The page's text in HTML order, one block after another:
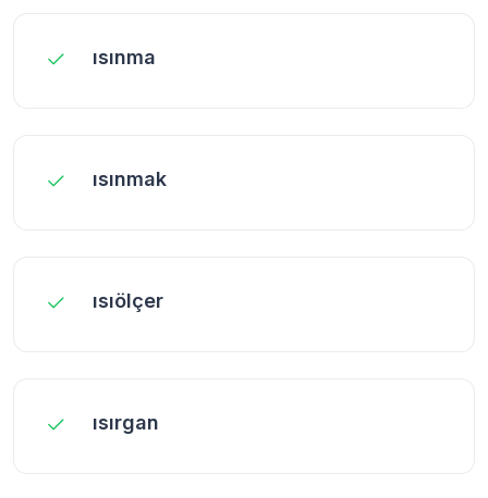
ısınma
ısınmak
ısıölçer
ısırgan